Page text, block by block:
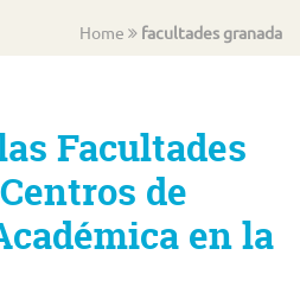
Home facultades granada
Facultades
de
en la